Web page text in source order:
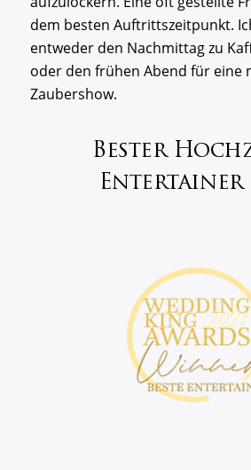
dem besten Auftrittszeitpunkt.
entweder den Nachmittag zu
oder den frühen Abend für eine
Zaubershow.
Bester
Entertainer